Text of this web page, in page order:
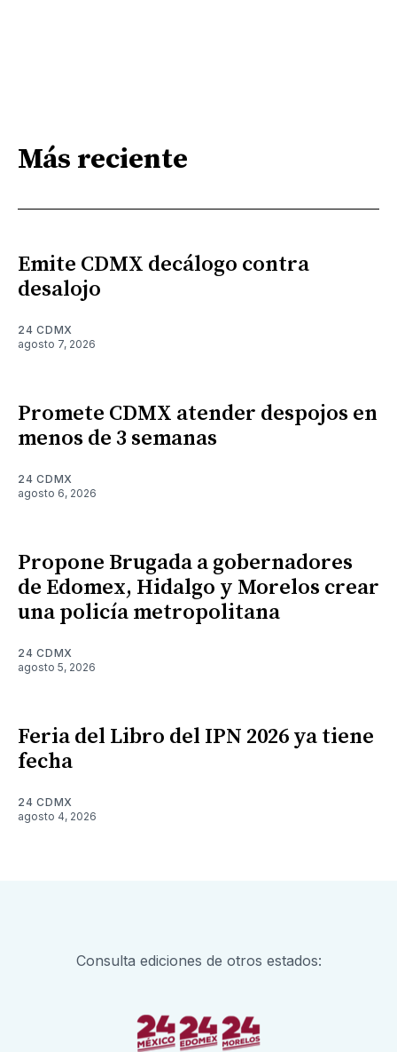
Más reciente
Emite CDMX decálogo contra
desalojo
24 CDMX
agosto 7, 2026
Promete CDMX atender despojos en
menos de 3 semanas
24 CDMX
agosto 6, 2026
Propone Brugada a gobernadores
de Edomex, Hidalgo y Morelos crear
una policía metropolitana
24 CDMX
agosto 5, 2026
Feria del Libro del IPN 2026 ya tiene
fecha
24 CDMX
agosto 4, 2026
Consulta ediciones de otros estados: